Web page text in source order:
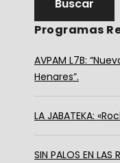
Programas
AVPAM L7B:
Henares”.
LA JABATEKA:
SIN PALOS EN